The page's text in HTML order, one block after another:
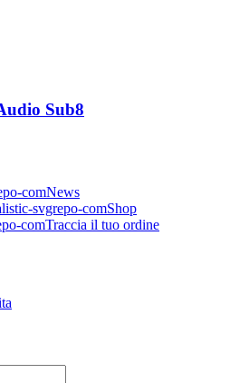
Sub8
News
Shop
Traccia il tuo ordine